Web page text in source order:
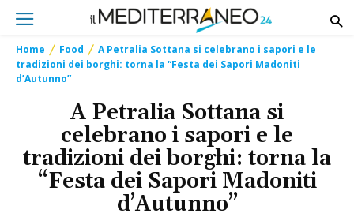
Home Food
A Petralia Sottana si celebrano i sapori e le
tradizioni dei borghi: torna la “Festa dei Sapori Madoniti
d’Autunno”
A Petralia Sottana si
celebrano i sapori e le
tradizioni dei borghi: torna la
“Festa dei Sapori Madoniti
d’Autunno”